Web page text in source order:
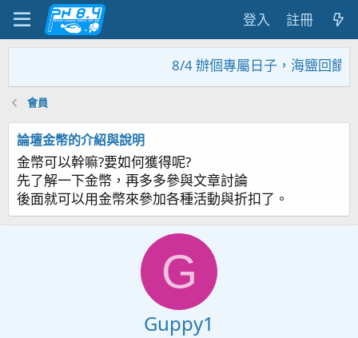
登入 註冊
8/4 辦個專屬日子，海鹽回饋
會員
論壇金幣的介紹與說明
金幣可以幹嘛?要如何獲得呢?
先了解一下金幣，再多多參與文章討論
後面就可以用金幣來參加各種活動與折扣了。
G
Guppy1